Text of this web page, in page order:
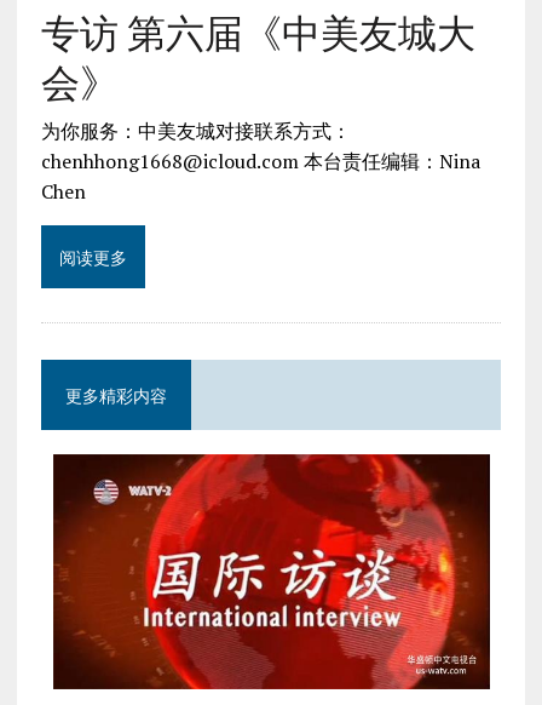
专访 第六届《中美友城大
会》
为你服务：中美友城对接联系方式：
chenhhong1668@icloud.com 本台责任编辑：Nina
Chen
阅读更多
更多精彩内容